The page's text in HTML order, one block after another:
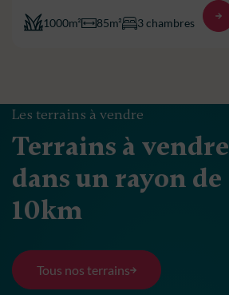
1000m² 85m² 3 chambres
Les terrains à vendre
Terrains à vendre
dans un rayon de
10km
Tous nos terrains